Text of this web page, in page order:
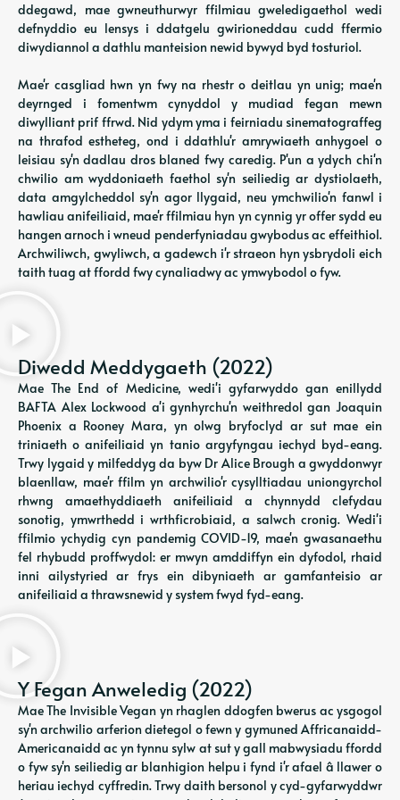
ddegawd, mae gwneuthurwyr ffilmiau gweledigaethol wedi
defnyddio eu lensys i ddatgelu gwirioneddau cudd ffermio
diwydiannol a dathlu manteision newid bywyd byd tosturiol.
Mae'r casgliad hwn yn fwy na rhestr o deitlau yn unig; mae'n
deyrnged i fomentwm cynyddol y mudiad fegan mewn
diwylliant prif ffrwd. Nid ydym yma i feirniadu sinematograffeg
na thrafod estheteg, ond i ddathlu'r amrywiaeth anhygoel o
leisiau sy'n dadlau dros blaned fwy caredig. P'un a ydych chi'n
chwilio am wyddoniaeth faethol sy'n seiliedig ar dystiolaeth,
data amgylcheddol sy'n agor llygaid, neu ymchwilio'n fanwl i
hawliau anifeiliaid, mae'r ffilmiau hyn yn cynnig yr offer sydd eu
hangen arnoch i wneud penderfyniadau gwybodus ac effeithiol.
Archwiliwch, gwyliwch, a gadewch i'r straeon hyn ysbrydoli eich
taith tuag at ffordd fwy cynaliadwy ac ymwybodol o fyw.
Diwedd Meddygaeth (2022)
Mae The End of Medicine, wedi'i gyfarwyddo gan enillydd
BAFTA Alex Lockwood a'i gynhyrchu'n weithredol gan Joaquin
Phoenix a Rooney Mara, yn olwg bryfoclyd ar sut mae ein
triniaeth o anifeiliaid yn tanio argyfyngau iechyd byd-eang.
Trwy lygaid y milfeddyg da byw Dr Alice Brough a gwyddonwyr
blaenllaw, mae'r ffilm yn archwilio'r cysylltiadau uniongyrchol
rhwng amaethyddiaeth anifeiliaid a chynnydd clefydau
sonotig, ymwrthedd i wrthficrobiaid, a salwch cronig. Wedi'i
ffilmio ychydig cyn pandemig COVID-19, mae'n gwasanaethu
fel rhybudd proffwydol: er mwyn amddiffyn ein dyfodol, rhaid
inni ailystyried ar frys ein dibyniaeth ar gamfanteisio ar
anifeiliaid a thrawsnewid y system fwyd fyd-eang.
Y Fegan Anweledig (2022)
Mae The Invisible Vegan yn rhaglen ddogfen bwerus ac ysgogol
sy'n archwilio arferion dietegol o fewn y gymuned Affricanaidd-
Americanaidd ac yn tynnu sylw at sut y gall mabwysiadu ffordd
o fyw sy'n seiliedig ar blanhigion helpu i fynd i'r afael â llawer o
heriau iechyd cyffredin. Trwy daith bersonol y cyd-gyfarwyddwr